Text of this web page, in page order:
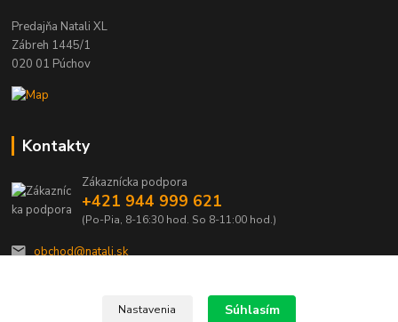
Predajňa Natali XL
Zábreh 1445/1
020 01 Púchov
Kontakty
Zákaznícka podpora
+421 944 999 621
(Po-Pia, 8-16:30 hod. So 8-11:00 hod.)
obchod@natali.sk
Nastavenia Súhlasím